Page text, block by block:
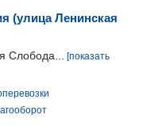
(улица Ленинская
Слобода...
[показать